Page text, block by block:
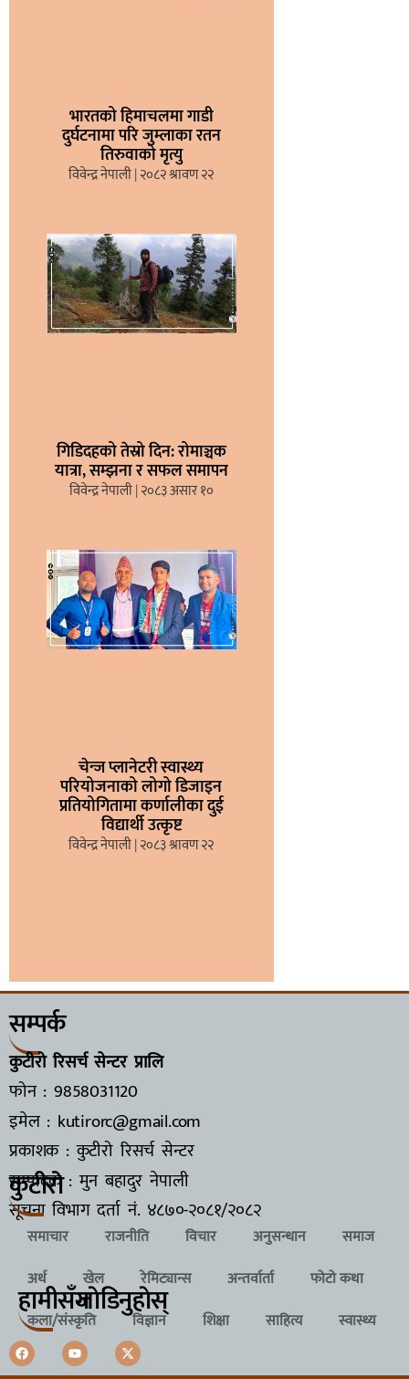
भारतको हिमाचलमा गाडी
दुर्घटनामा परि जुम्लाका रतन
तिरुवाको मृत्यु
विवेन्द्र नेपाली २०८२ श्रावण २२
गिडिदहको तेस्रो दिन: रोमाञ्चक
यात्रा, सम्झना र सफल समापन
विवेन्द्र नेपाली २०८३ असार १०
चेन्ज प्लानेटरी स्वास्थ्य
परियोजनाको लोगो डिजाइन
प्रतियोगितामा कर्णालीका दुई
विद्यार्थी उत्कृष्ट
विवेन्द्र नेपाली २०८३ श्रावण २२
सम्पर्क
कुटीरो रिसर्च सेन्टर प्रालि
फोन : 9858031120
इमेल : kutirorc@gmail.com
प्रकाशक : कुटीरो रिसर्च सेन्टर
सम्पादक : मुन बहादुर नेपाली
सूचना विभाग दर्ता नं. ४८७०-२०८१/२०८२
कुटीरो
समाचार राजनीति विचार अनुसन्धान
समाज
अर्थ
खेल रेमिट्यान्स अन्तर्वार्ता
फोटो कथा
कला/संस्कृति
विज्ञान शिक्षा साहित्य स्वास्थ्य
हामीसँगजाेडिनुहाेस्